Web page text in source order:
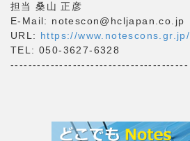
担当 桑山 正彦
E-Mail: notescon@hcljapan.co.jp
URL: https://www.notescons.gr.jp/
TEL: 050-3627-6328
----------------------------------------